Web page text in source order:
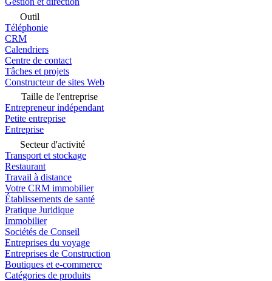
Outil
Téléphonie
CRM
Calendriers
Centre de contact
Tâches et projets
Constructeur de sites Web
Taille de l'entreprise
Entrepreneur indépendant
Petite entreprise
Entreprise
Secteur d'activité
Transport et stockage
Restaurant
Travail à distance
Votre CRM immobilier
Établissements de santé
Pratique Juridique
Immobilier
Sociétés de Conseil
Entreprises du voyage
Entreprises de Construction
Boutiques et e-commerce
Catégories de produits